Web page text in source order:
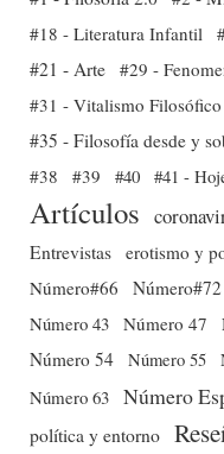
#18 - Literatura Infantil
#21 - Arte #29 -
#31 - Vitalismo Filosófico
#35 - Filosofía desde y
#38
#39 #40 #41 -
Artículos
Entrevistas erotismo y
Número#66
Número#72
Número 43 Número 47
Número 54 Número 55
Número 63 Número
política y entorno